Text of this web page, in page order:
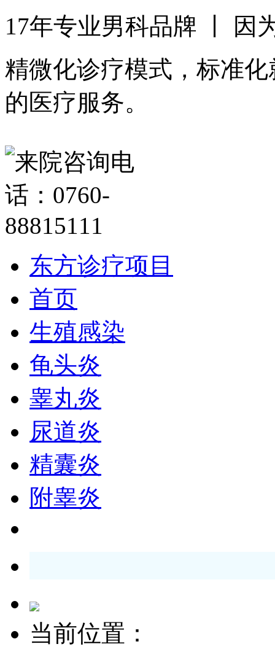
17年专业男科品牌 丨 因
精微化诊疗模式，标准
的医疗服务。
东方诊疗项目
首页
生殖感染
龟头炎
睾丸炎
尿道炎
精囊炎
附睾炎
当前位置：